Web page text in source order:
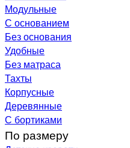
Модульные
С основанием
Без основания
Удобные
Без матраса
Тахты
Корпусные
Деревянные
С бортиками
По размеру